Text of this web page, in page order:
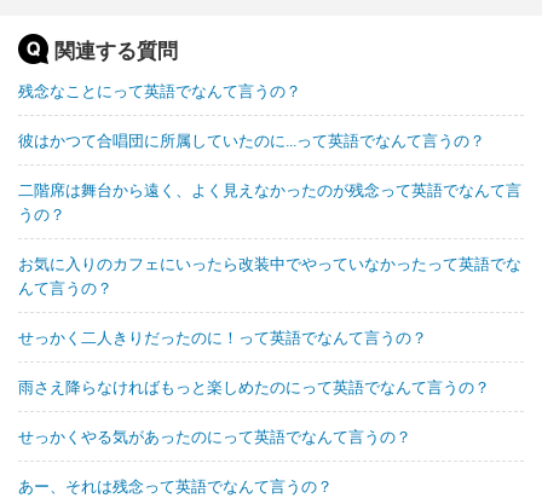
関連する質問
残念なことにって英語でなんて言うの？
彼はかつて合唱団に所属していたのに...って英語でなんて言うの？
二階席は舞台から遠く、よく見えなかったのが残念って英語でなんて言
うの？
お気に入りのカフェにいったら改装中でやっていなかったって英語でな
んて言うの？
せっかく二人きりだったのに！って英語でなんて言うの？
雨さえ降らなければもっと楽しめたのにって英語でなんて言うの？
せっかくやる気があったのにって英語でなんて言うの？
あー、それは残念って英語でなんて言うの？